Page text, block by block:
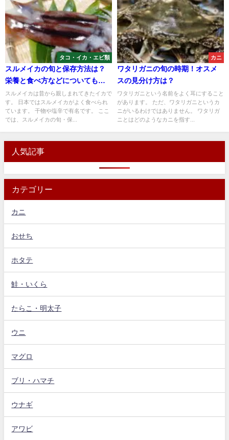
タコ・イカ・エビ類
スルメイカの旬と保存方法は？
栄養と食べ方などについても解
説
スルメイカは昔から親しまれてきたイカで
す。 日本ではスルメイカがよく食べられ
ています。 干物や塩辛で有名です。 ここ
では、スルメイカの旬・保...
カニ
ワタリガニの旬の時期！オスメ
スの見分け方は？
ワタリガニという名前をよく耳にすること
があります。 ただ、ワタリガニというカ
ニがいるわけではありません。 ワタリガ
ニとはどのようなカニを指す...
人気記事
カテゴリー
カニ
おせち
ホタテ
鮭・いくら
たらこ・明太子
ウニ
マグロ
ブリ・ハマチ
ウナギ
アワビ